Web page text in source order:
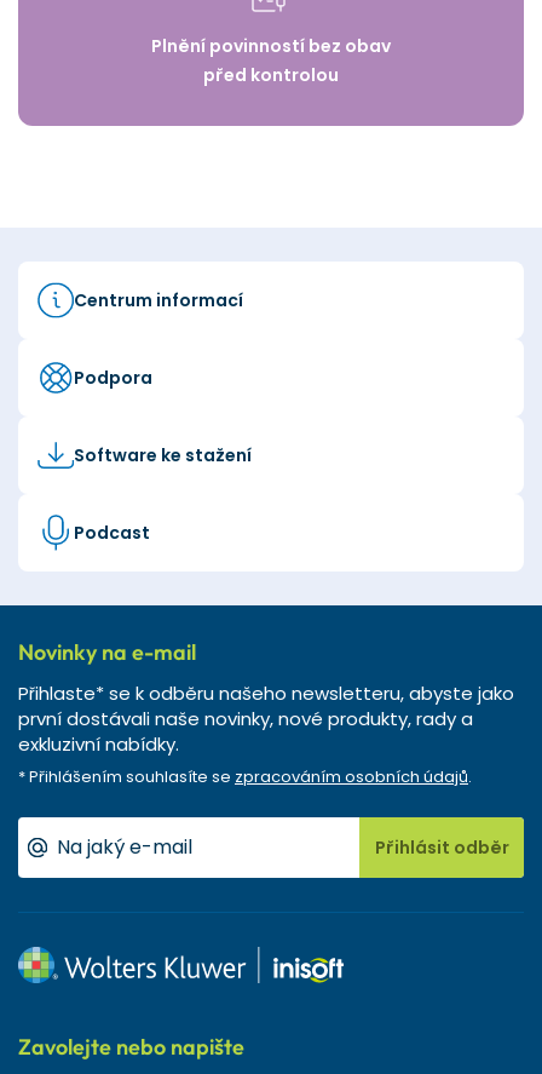
Plnění povinností bez obav
před kontrolou
Centrum informací
Podpora
Software ke stažení
Podcast
Novinky na e-mail
Přihlaste* se k odběru našeho newsletteru, abyste jako
první dostávali naše novinky, nové produkty, rady a
exkluzivní nabídky.
* Přihlášením souhlasíte se zpracováním osobních údajů.
Přihlásit odběr
Zavolejte nebo napište